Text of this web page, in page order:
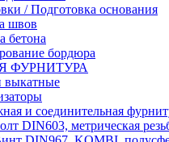
/ Подготовка основания
швов
бетона
бордюра
ФУРНИТУРА
выкатные
и соединительная
DIN603, метрическая